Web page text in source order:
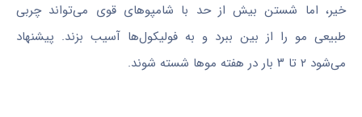
خیر، اما شستن بیش از حد با شامپوهای قوی می‌تواند چربی
طبیعی مو را از بین ببرد و به فولیکول‌ها آسیب بزند. پیشنهاد
می‌شود ۲ تا ۳ بار در هفته موها شسته شوند.